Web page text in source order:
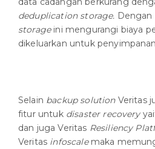
deduplication storage. Dengan
storageini mengurangi biaya
dikeluarkan untuk
Selain backup solutionVeritas
fitur untuk disaster recovery
dan juga Veritas Resiliency
Veritas infoscalemaka